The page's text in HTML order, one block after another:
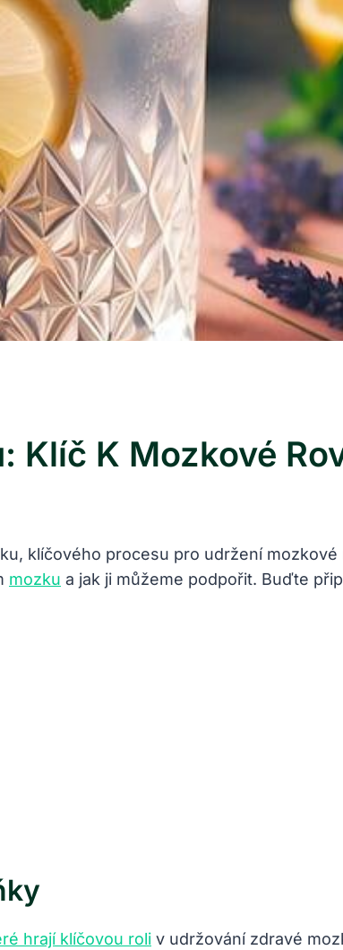
Klíč K Mozkové
klíčového procesu pro udržení
mozku a jak ji můžeme podpořit. Buďte
hrají klíčovou roli v udržování zdravé